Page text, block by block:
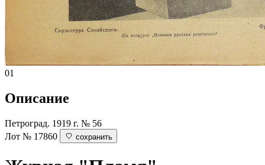
01
Описание
Петроград. 1919 г. № 56
Лот № 17860
сохранить